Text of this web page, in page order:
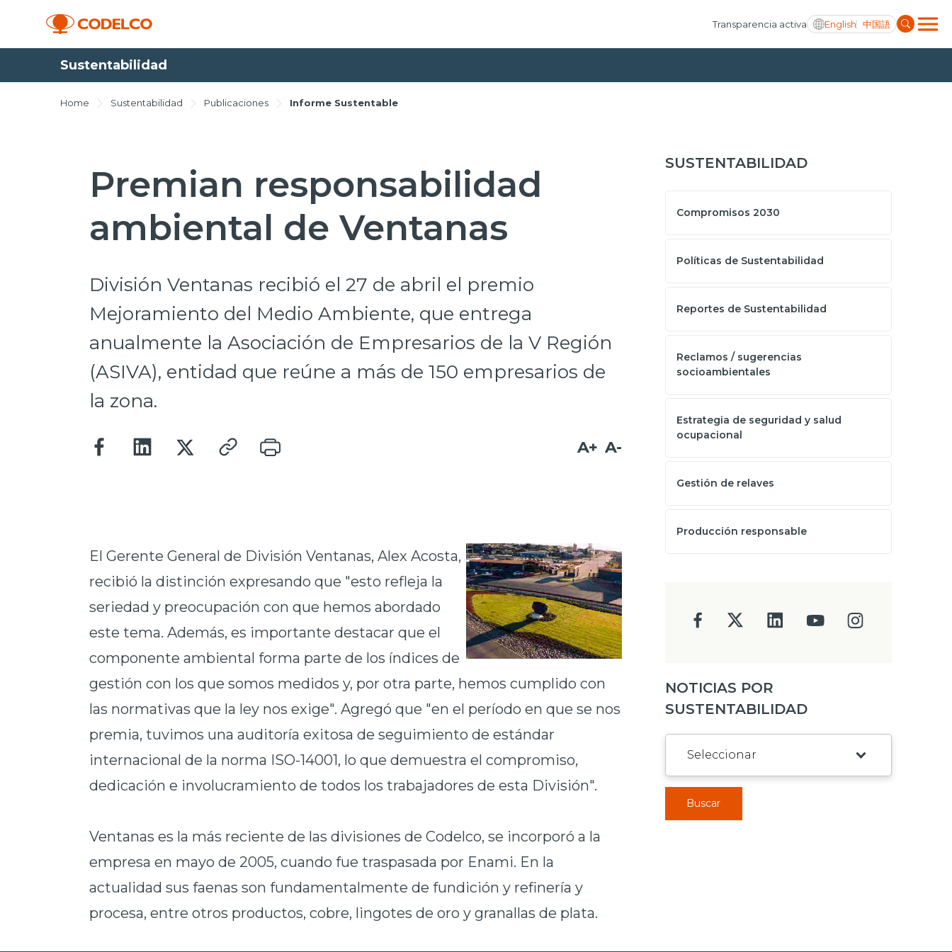
Transparencia activa English 中国語
Sustentabilidad
Home Sustentabilidad Publicaciones Informe Sustentable
Premian responsabilidad
ambiental de Ventanas
División Ventanas recibió el 27 de abril el premio
Mejoramiento del Medio Ambiente, que entrega
anualmente la Asociación de Empresarios de la V Región
(ASIVA), entidad que reúne a más de 150 empresarios de
la zona.
A+ A-
El Gerente General de División Ventanas, Alex Acosta,
recibió la distinción expresando que "esto refleja la
seriedad y preocupación con que hemos abordado
este tema. Además, es importante destacar que el
componente ambiental forma parte de los índices de
gestión con los que somos medidos y, por otra parte, hemos cumplido con
las normativas que la ley nos exige". Agregó que "en el período en que se nos
premia, tuvimos una auditoría exitosa de seguimiento de estándar
internacional de la norma ISO-14001, lo que demuestra el compromiso,
dedicación e involucramiento de todos los trabajadores de esta División".
Ventanas es la más reciente de las divisiones de Codelco, se incorporó a la
empresa en mayo de 2005, cuando fue traspasada por Enami. En la
actualidad sus faenas son fundamentalmente de fundición y refinería y
procesa, entre otros productos, cobre, lingotes de oro y granallas de plata.
SUSTENTABILIDAD
Compromisos 2030
Políticas de Sustentabilidad
Reportes de Sustentabilidad
Reclamos / sugerencias
socioambientales
Estrategia de seguridad y salud
ocupacional
Gestión de relaves
Producción responsable
NOTICIAS POR
SUSTENTABILIDAD
Buscar